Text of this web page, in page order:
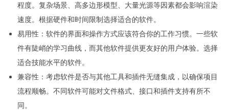
程度。复杂场景、高多边形模型、大量光源等因素都会影响渲染
速度。根据硬件和时间限制选择适合的软件。
易用性：软件的界面和操作方式应该符合你的工作习惯。一些软
件有陡峭的学习曲线，而其他软件提供更友好的用户体验。选择
适合技能水平的软件。
兼容性：考虑软件是否与其他工具和插件无缝集成，以确保项目
流程顺畅。不同软件可能对文件格式、接口和插件支持有所不
同。